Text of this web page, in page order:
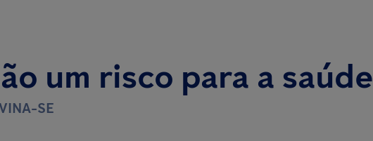
um risco para a saúde
SE